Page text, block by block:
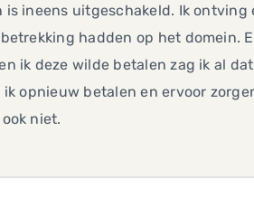
is ineens uitgeschakeld. Ik
hadden op het domein.
ik deze wilde betalen zag ik al
ik opnieuw betalen en ervoor
niet.